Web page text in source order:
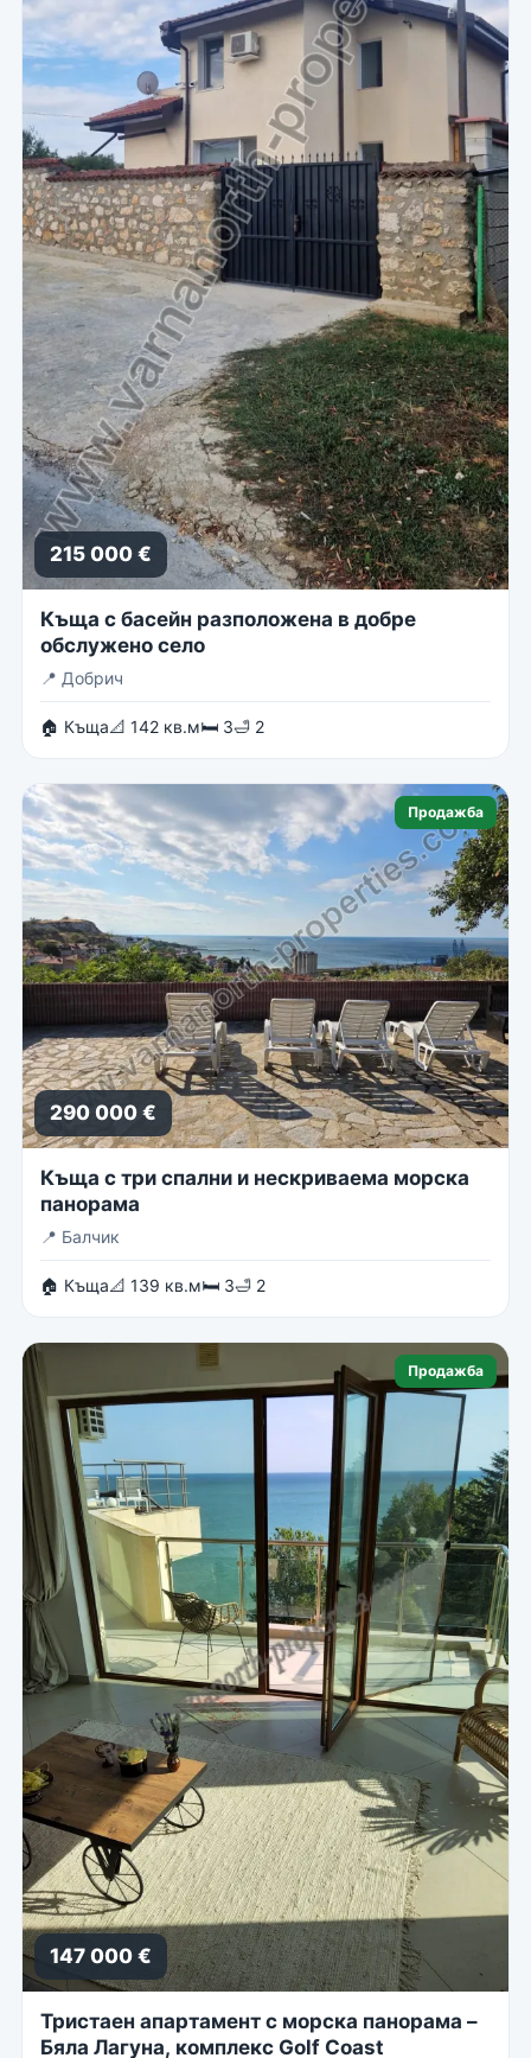
215 000 €
Къща с басейн разположена в добре
обслужено село
📍 Добрич
🏠 Къща📐 142 кв.м🛏 3🛁 2
Продажба
290 000 €
Къща с три спални и нескриваема морска
панорама
📍 Балчик
🏠 Къща📐 139 кв.м🛏 3🛁 2
Продажба
147 000 €
Тристаен апартамент с морска панорама –
Бяла Лагуна, комплекс Golf Coast